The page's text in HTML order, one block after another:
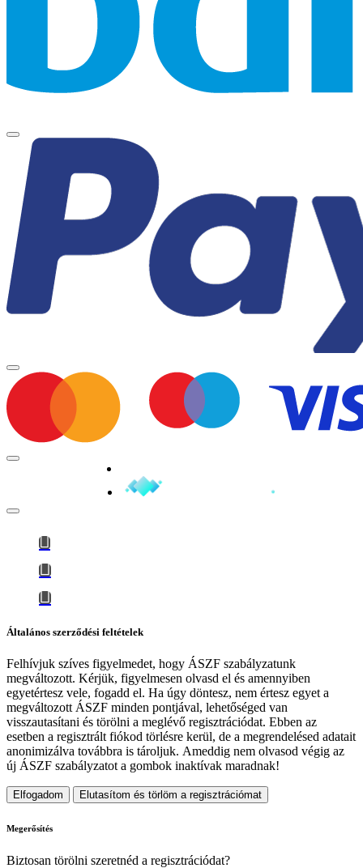
Általános szerződési feltételek
Felhívjuk szíves figyelmedet, hogy ÁSZF szabályzatunk
megváltozott. Kérjük, figyelmesen olvasd el és amennyiben
egyetértesz vele, fogadd el. Ha úgy döntesz, nem értesz egyet a
megváltozott ÁSZF minden pontjával, lehetőséged van
visszautasítani és törölni a meglévő regisztrációdat. Ebben az
esetben a regisztrált fiókod törlésre kerül, de a megrendelésed adatait
anonimizálva továbbra is tároljuk. Ameddig nem olvasod végig az
új ÁSZF szabályzatot a gombok inaktívak maradnak!
Elfogadom Elutasítom és törlöm a regisztrációmat
Megerősítés
Biztosan törölni szeretnéd a regisztrációdat?